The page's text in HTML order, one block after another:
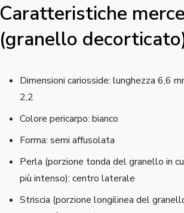
Caratteristiche
(granello
Dimensioni cariosside: lunghezza 6,6
2,2
Colore pericarpo: bianco
Forma: semi affusolata
Perla (porzione tonda del granello in
più intenso): centro laterale
Striscia (porzione longilinea del